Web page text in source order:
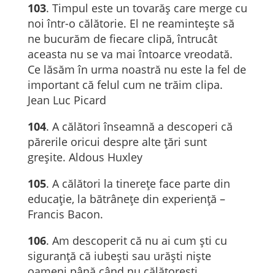
103. Timpul este un tovarăș care merge cu
noi într-o călătorie. El ne reamintește să
ne bucurăm de fiecare clipă, întrucât
aceasta nu se va mai întoarce vreodată.
Ce lăsăm în urma noastră nu este la fel de
important că felul cum ne trăim clipa.
Jean Luc Picard
104. A călători înseamnă a descoperi că
părerile oricui despre alte țări sunt
greșite. Aldous Huxley
105. A călători la tinerețe face parte din
educație, la bătrânețe din experiență –
Francis Bacon.
106. Am descoperit că nu ai cum ști cu
siguranță că iubești sau urăști niște